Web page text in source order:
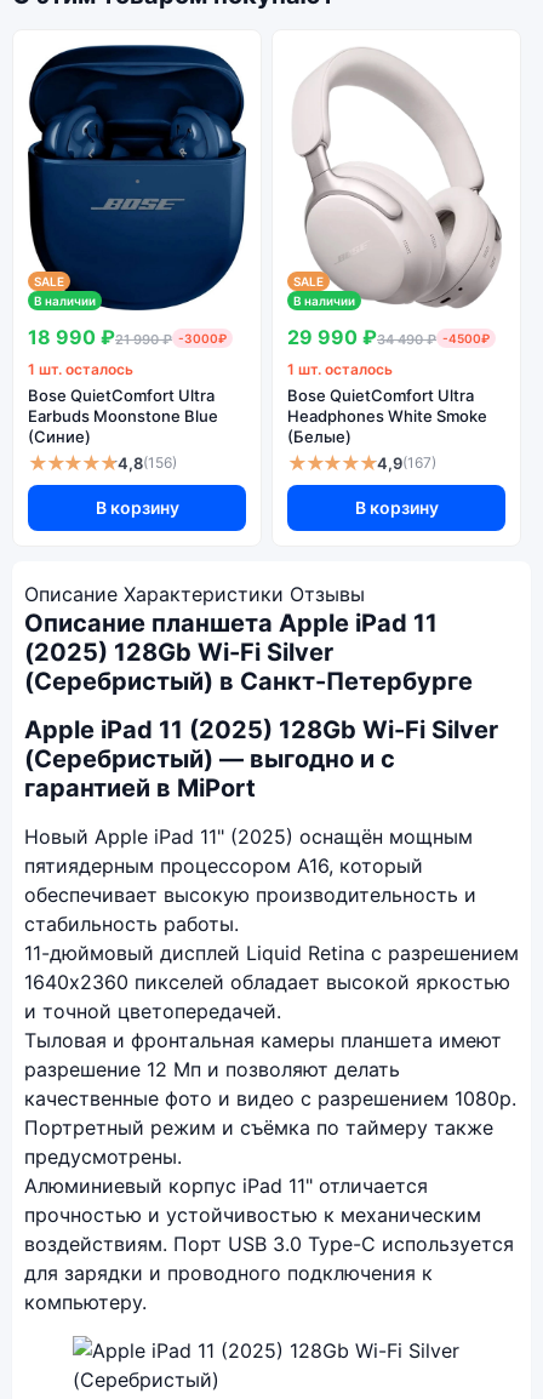
SALE
В наличии
18 990 ₽21 990 ₽ -3000₽
1 шт. осталось
Bose QuietComfort Ultra
Earbuds Moonstone Blue
(Синие)
★★★★★4,8(156)
В корзину
SALE
В наличии
29 990 ₽34 490 ₽ -4500₽
1 шт. осталось
Bose QuietComfort Ultra
Headphones White Smoke
(Белые)
★★★★★4,9(167)
В корзину
Описание Характеристики Отзывы
Описание планшета Apple iPad 11
(2025) 128Gb Wi-Fi Silver
(Серебристый) в Санкт-Петербурге
Apple iPad 11 (2025) 128Gb Wi-Fi Silver
(Серебристый) — выгодно и с
гарантией в MiPort
Новый Apple iPad 11" (2025) оснащён мощным
пятиядерным процессором A16, который
обеспечивает высокую производительность и
стабильность работы.
11-дюймовый дисплей Liquid Retina с разрешением
1640x2360 пикселей обладает высокой яркостью
и точной цветопередачей.
Тыловая и фронтальная камеры планшета имеют
разрешение 12 Мп и позволяют делать
качественные фото и видео с разрешением 1080p.
Портретный режим и съёмка по таймеру также
предусмотрены.
Алюминиевый корпус iPad 11" отличается
прочностью и устойчивостью к механическим
воздействиям. Порт USB 3.0 Type-C используется
для зарядки и проводного подключения к
компьютеру.